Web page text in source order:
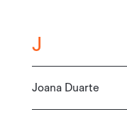
J
Joana Duarte